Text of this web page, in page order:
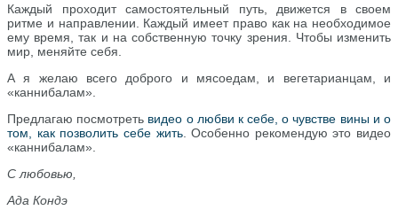
Каждый проходит самостоятельный путь, движется в своем
ритме и направлении. Каждый имеет право как на необходимое
ему время, так и на собственную точку зрения. Чтобы изменить
мир, меняйте себя.
А я желаю всего доброго и мясоедам, и вегетарианцам, и
«каннибалам».
Предлагаю посмотреть видео о любви к себе, о чувстве вины и о
том, как позволить себе жить. Особенно рекомендую это видео
«каннибалам».
С любовью,
Ада Кондэ